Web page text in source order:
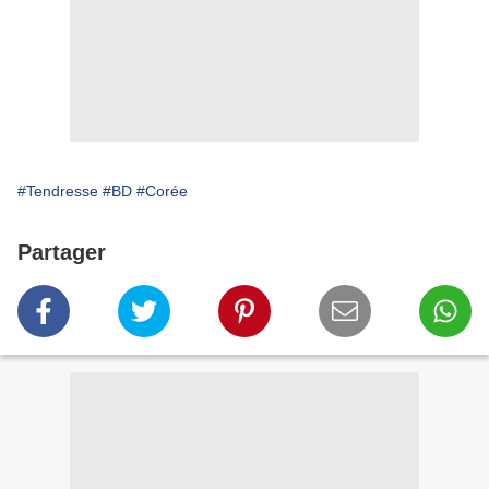
#Tendresse #BD #Corée
Partager